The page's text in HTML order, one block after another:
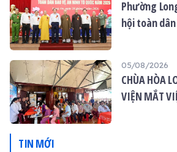
Phường
hội toàn
05/08/2026
CHÙA HÒA
VIỆN MẮT
TIN MỚI